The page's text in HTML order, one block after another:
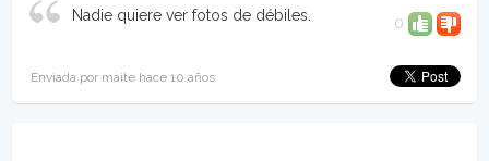
Nadie quiere ver fotos de débiles. 0
Enviada por maite hace 10 años